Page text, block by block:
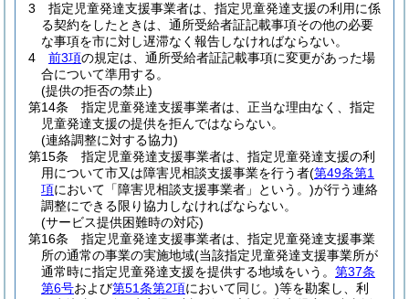
3
指定児童発達支援事業者は、指定児童発達支援の利用に係
る契約をしたときは、通所受給者証記載事項その他の必要
な事項を市に対し遅滞なく報告しなければならない。
4
前3項の規定は、通所受給者証記載事項に変更があった場
合について準用する。
(提供の拒否の禁止)
第14条
指定児童発達支援事業者は、正当な理由なく、指定
児童発達支援の提供を拒んではならない。
(連絡調整に対する協力)
第15条
指定児童発達支援事業者は、指定児童発達支援の利
用について市又は障害児相談支援事業を行う者(第49条第1
項において「障害児相談支援事業者」という。)が行う連絡
調整にできる限り協力しなければならない。
(サービス提供困難時の対応)
第16条
指定児童発達支援事業者は、指定児童発達支援事業
所の通常の事業の実施地域(当該指定児童発達支援事業所が
通常時に指定児童発達支援を提供する地域をいう。 第37条
第6号および第51条第2項において同じ。)等を勘案し、利